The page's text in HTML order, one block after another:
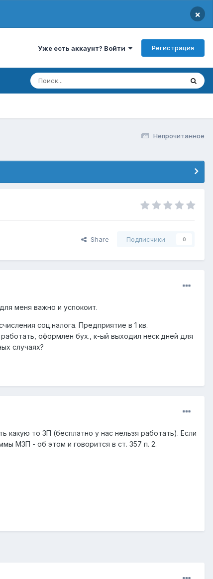
×
Уже есть аккаунт? Войти Регистрация
Непрочитанное
Share Подписчики 0
меня важно и успокоит.
соц.налога. Предприятие в 1 кв.
оформлен бух., к-ый выходил неск.дней для
случаях?
какую то ЗП (бесплатно у нас нельзя работать). Если
МЗП - об этом и говорится в ст. 357 п. 2.